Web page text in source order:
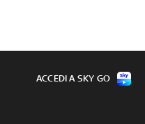
ACCEDI A SKY GO